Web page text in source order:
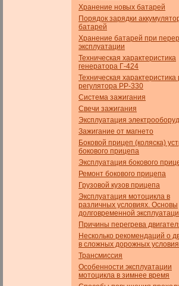
Хранение новых батарей
Порядок зарядки
батарей
Хранение батарей при
эксплуатации
Техническая характеристика
генератора Г-424
Техническая характеристика
регулятора РР-330
Система зажигания
Свечи зажигания
Эксплуатация
Зажигание от магнето
Боковой прицеп (коляска)
бокового прицепа
Эксплуатация бокового
Ремонт бокового прицепа
Грузовой кузов прицепа
Эксплуатация мотоцикла в
различных условиях. Основы
долговременной
Причины перегрева
Несколько рекомендаций о
в сложных дорожных
Трансмиссия
Особенности эксплуатации
мотоцикла в зимнее время